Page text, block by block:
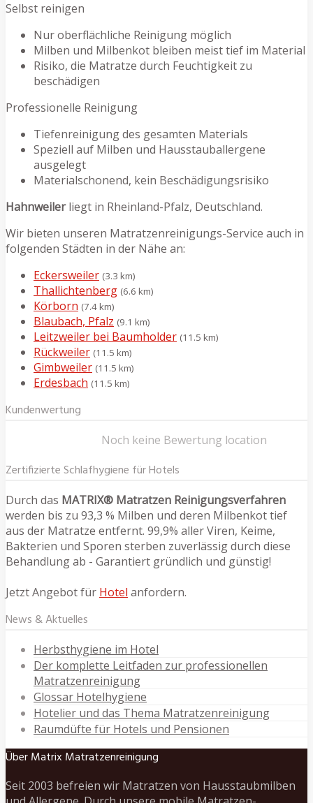
Selbst reinigen
Nur oberflächliche Reinigung möglich
Milben und Milbenkot bleiben meist tief im Material
Risiko, die Matratze durch Feuchtigkeit zu
beschädigen
Professionelle Reinigung
Tiefenreinigung des gesamten Materials
Speziell auf Milben und Hausstauballergene
ausgelegt
Materialschonend, kein Beschädigungsrisiko
Hahnweilerliegt in Rheinland-Pfalz, Deutschland.
Wir bieten unseren Matratzenreinigungs-Service auch in
folgenden Städten in der Nähe an:
Eckersweiler (3.3 km)
Thallichtenberg (6.6 km)
Körborn (7.4 km)
Blaubach, Pfalz (9.1 km)
Leitzweiler bei Baumholder (11.5 km)
Rückweiler (11.5 km)
Gimbweiler (11.5 km)
Erdesbach (11.5 km)
Kundenwertung
Noch keine Bewertung location
Zertifizierte Schlafhygiene für Hotels
Durch das MATRIX® Matratzen Reinigungsverfahren
werden bis zu 93,3 % Milben und deren Milbenkot tief
aus der Matratze entfernt. 99,9% aller Viren, Keime,
Bakterien und Sporen sterben zuverlässig durch diese
Behandlung ab - Garantiert gründlich und günstig!
Jetzt Angebot für Hotel anfordern.
News & Aktuelles
Herbsthygiene im Hotel
Der komplette Leitfaden zur professionellen
Matratzenreinigung
Glossar Hotelhygiene
Hotelier und das Thema Matratzenreinigung
Raumdüfte für Hotels und Pensionen
Über Matrix Matratzenreinigung
Seit 2003 befreien wir Matratzen von Hausstaubmilben